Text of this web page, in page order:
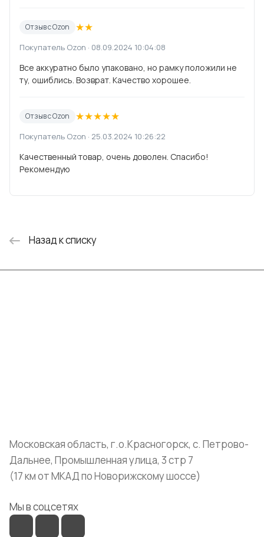
Отзыв с Ozon ★★
Покупатель Ozon · 08.09.2024 10:04:08
Все аккуратно было упаковано, но рамку положили не
ту, ошиблись. Возврат. Качество хорошее.
Отзыв с Ozon ★★★★★
Покупатель Ozon · 25.03.2024 10:26:22
Качественный товар, очень доволен. Спасибо!
Рекомендую
Назад к списку
Московская область, г.о.Красногорск, с. Петрово-
Дальнее, Промышленная улица, 3 стр 7
(17 км от МКАД по Новорижскому шоссе)
Мы в соцсетях